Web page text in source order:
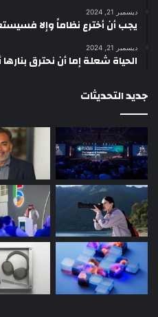
ديسمبر 21, 2024
يجب أن أخترع نظاماً وإلا
ديسمبر 21, 2024
الحياة شعلة إما أن نحترق
جديد التحديثات